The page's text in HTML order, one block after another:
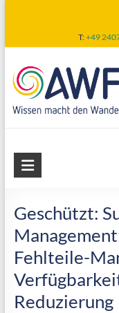
content
T:+49
AWF
wirtschaftliche
Fertigung
Geschützt:
Fehlteile-
Reduzierung